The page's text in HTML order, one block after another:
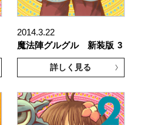
2014.3.22
魔法陣グルグル 新装版 3
詳しく見る